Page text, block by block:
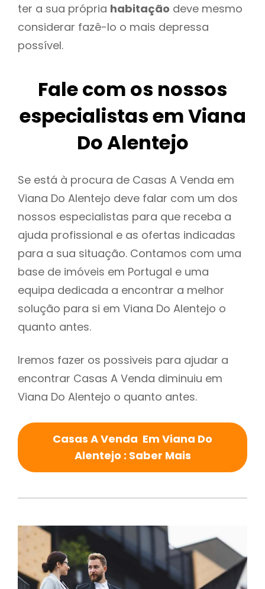
ter a sua própria habitação deve mesmo
considerar fazê-lo o mais depressa
possível.
Fale com os nossos
especialistas em Viana
Do Alentejo
Se está à procura de Casas A Venda em
Viana Do Alentejo deve falar com um dos
nossos especialistas para que receba a
ajuda profissional e as ofertas indicadas
para a sua situação. Contamos com uma
base de imóveis em Portugal e uma
equipa dedicada a encontrar a melhor
solução para si em Viana Do Alentejo o
quanto antes.
Iremos fazer os possiveis para ajudar a
encontrar Casas A Venda diminuiu em
Viana Do Alentejo o quanto antes.
Casas A Venda Em Viana Do
Alentejo : Saber Mais